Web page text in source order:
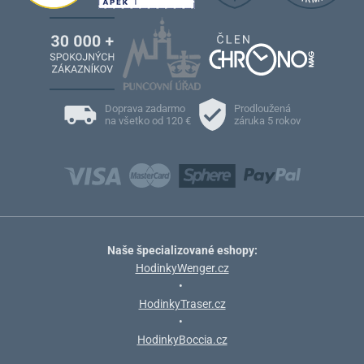
Doprava zadarmo
na všetko od 120 €
Prodloužená
záruka 5 rokov
Naše špecializované eshopy:
HodinkyWenger.cz
•
HodinkyTraser.cz
•
HodinkyBoccia.cz